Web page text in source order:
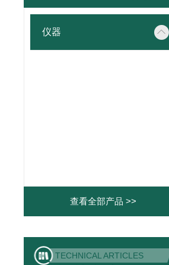
仪器
查看全部产品 >>
TECHNICAL ARTICLES